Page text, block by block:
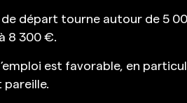
départ tourne autour de 5
8 300 €.
est favorable, en
pareille.